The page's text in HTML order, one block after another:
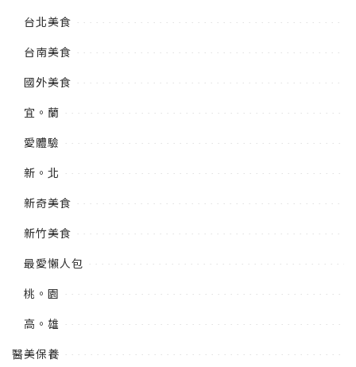
台北美食
台南美食
國外美食
宜。蘭
愛體驗
新。北
新奇美食
新竹美食
最愛懶人包
桃。園
高。雄
醫美保養